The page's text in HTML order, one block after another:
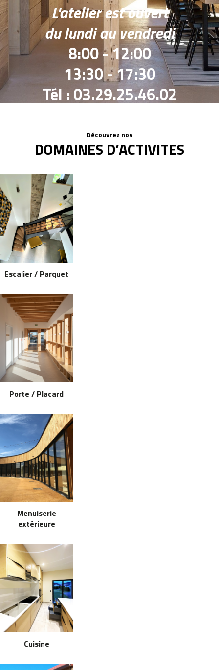
L'atelier est ouvert
du lundi au vendredi
8:00 - 12:00
13:30 - 17:30
Tél : 03.29.25.46.02
Découvrez nos
DOMAINES D’ACTIVITES
Escalier / Parquet
Porte / Placard
Menuiserie
extérieure
Cuisine